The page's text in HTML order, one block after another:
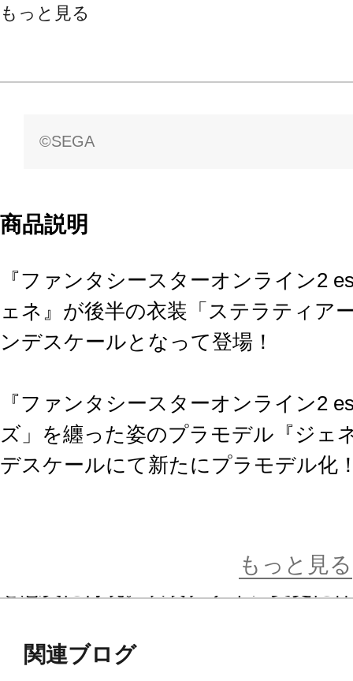
もっと見る
©SEGA
商品説明
『ファンタシースターオンライン2
ェネ』が後半の衣装「ステラティア
ンデスケールとなって登場！
『ファンタシースターオンライン2
ズ」を纏った姿のプラモデル『ジェ
デスケールにて新たにプラモデル化
等がより煽情的なデザインとなった
さらに、精緻なコトブキヤプラモデ
もっと見る
関連ブログ